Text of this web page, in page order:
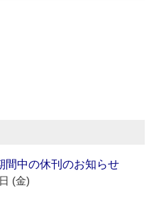
間中の休刊のお知らせ
(金)